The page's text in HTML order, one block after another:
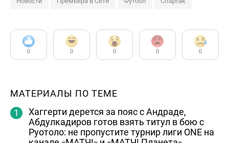
0 0 0 0 0
МАТЕРИАЛЫ ПО ТЕМЕ
Хаггерти дерется за пояс с Андраде,
Абдулкадиров готов взять титул в бою с
Руотоло: не пропустите турнир лиги ONE на